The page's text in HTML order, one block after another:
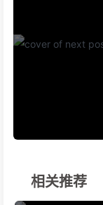
相关推荐